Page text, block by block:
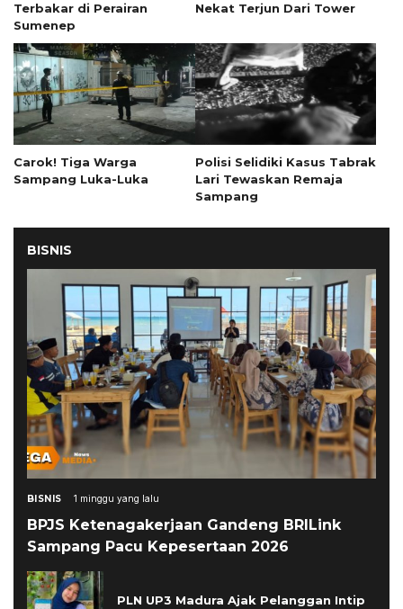
Terbakar di Perairan
Sumenep
Nekat Terjun Dari Tower
Carok! Tiga Warga
Sampang Luka-Luka
Polisi Selidiki Kasus Tabrak
Lari Tewaskan Remaja
Sampang
BISNIS
BISNIS 1 minggu yang lalu
BPJS Ketenagakerjaan Gandeng BRILink
Sampang Pacu Kepesertaan 2026
PLN UP3 Madura Ajak Pelanggan Intip